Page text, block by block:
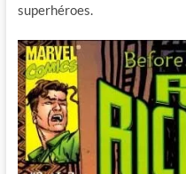
superhéroes.